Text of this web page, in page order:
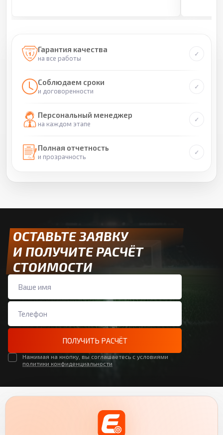
Гарантия качества
на все работы
Соблюдаем сроки
и договоренности
Персональный менеджер
на каждом этапе
Полная отчетность
и прозрачность
ОСТАВЬТЕ ЗАЯВКУ
И ПОЛУЧИТЕ РАСЧЁТ
СТОИМОСТИ
ПОЛУЧИТЬ РАСЧЁТ
Нажимая на кнопку, вы соглашаетесь с условиями
политики конфиденциальности